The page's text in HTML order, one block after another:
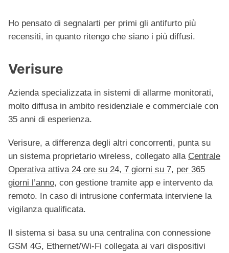
Ho pensato di segnalarti per primi gli antifurto più
recensiti, in quanto ritengo che siano i più diffusi.
Verisure
Azienda specializzata in sistemi di allarme monitorati,
molto diffusa in ambito residenziale e commerciale con
35 anni di esperienza.
Verisure, a differenza degli altri concorrenti, punta su
un sistema proprietario wireless, collegato alla Centrale
Operativa attiva 24 ore su 24, 7 giorni su 7, per 365
giorni l’anno, con gestione tramite app e intervento da
remoto. In caso di intrusione confermata interviene la
vigilanza qualificata.
Il sistema si basa su una centralina con connessione
GSM 4G, Ethernet/Wi-Fi collegata ai vari dispositivi